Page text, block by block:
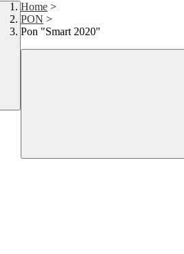
Home >
PON >
Pon "Smart 2020"